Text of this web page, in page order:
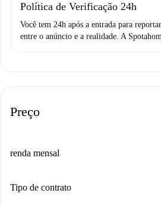
Política de Verificação 24h
Você tem 24h após a entrada para
entre o anúncio e a realidade. A
Preço
renda mensal
Tipo de contrato